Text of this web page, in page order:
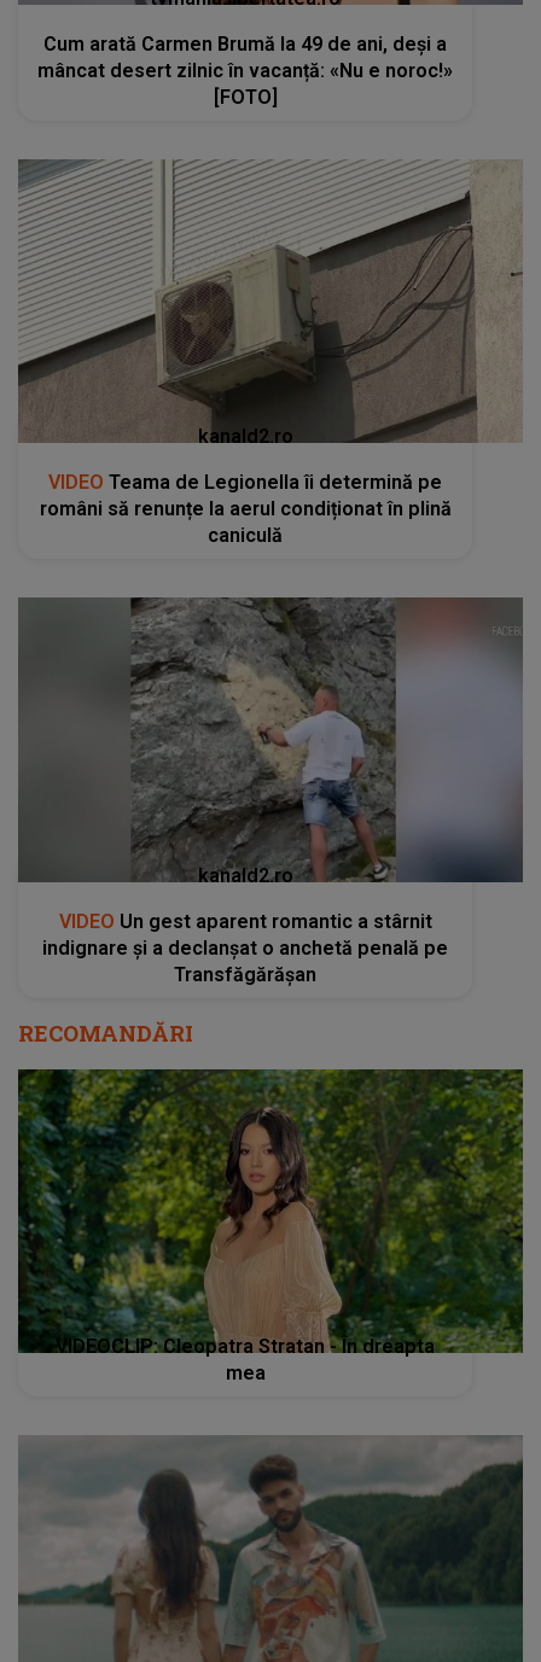
Cum arată Carmen Brumă la 49 de ani, deși a
mâncat desert zilnic în vacanță: «Nu e noroc!»
[FOTO]
kanald2.ro
VIDEO Teama de Legionella îi determină pe
români să renunțe la aerul condiționat în plină
caniculă
kanald2.ro
VIDEO Un gest aparent romantic a stârnit
indignare și a declanșat o anchetă penală pe
Transfăgărășan
RECOMANDĂRI
VIDEOCLIP: Cleopatra Stratan - În dreapta
mea